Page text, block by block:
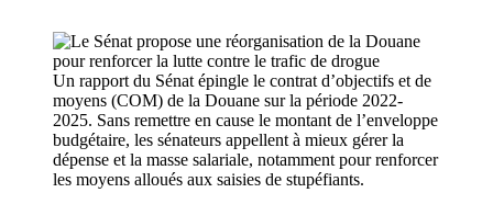
Un rapport du Sénat épingle le contrat d’objectifs et de
moyens (COM) de la Douane sur la période 2022-
2025. Sans remettre en cause le montant de l’enveloppe
budgétaire, les sénateurs appellent à mieux gérer la
dépense et la masse salariale, notamment pour renforcer
les moyens alloués aux saisies de stupéfiants.